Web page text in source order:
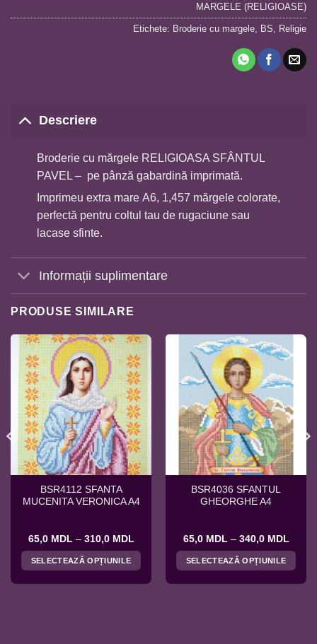
MARGELE (RELIGIOASE)
Etichete: Broderie cu margele BS Religie
Descriere
Broderie cu mărgele RELIGIOASA SFÂNTUL
PAVEL – pe pânză gabardină imprimată.
Imprimeu extra mare A6, 1,457 mărgele colorate,
perfectă pentru coltul tau de rugaciune sau
lacase sfinte.
Informații suplimentare
PRODUSE SIMILARE
BSR4112 SFANTA
MUCENITA VERONICA A4
65,0 MDL – 310,0 MDL
prețuri:
65,0 MDL
la
SELECTEAZĂ OPȚIUNILE
BSR4036 SFANTUL
GHEORGHE A4
65,0 MDL – 340,0 MDL
65,0
la
SELECTEAZĂ OPȚIUNILE